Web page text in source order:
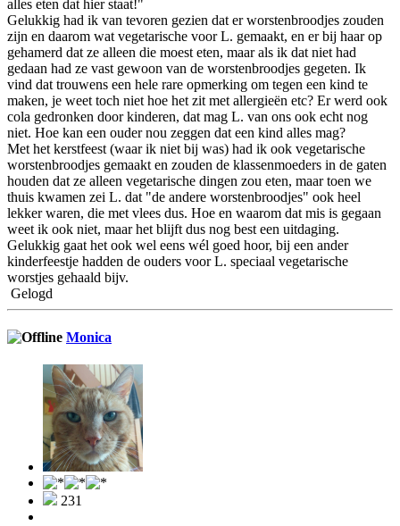
alles eten dat hier staat!"
Gelukkig had ik van tevoren gezien dat er worstenbroodjes zouden
zijn en daarom wat vegetarische voor L. gemaakt, en er bij haar op
gehamerd dat ze alleen die moest eten, maar als ik dat niet had
gedaan had ze vast gewoon van de worstenbroodjes gegeten. Ik
vind dat trouwens een hele rare opmerking om tegen een kind te
maken, je weet toch niet hoe het zit met allergieën etc? Er werd ook
cola gedronken door kinderen, dat mag L. van ons ook echt nog
niet. Hoe kan een ouder nou zeggen dat een kind alles mag?
Met het kerstfeest (waar ik niet bij was) had ik ook vegetarische
worstenbroodjes gemaakt en zouden de klassenmoeders in de gaten
houden dat ze alleen vegetarische dingen zou eten, maar toen we
thuis kwamen zei L. dat "de andere worstenbroodjes" ook heel
lekker waren, die met vlees dus. Hoe en waarom dat mis is gegaan
weet ik ook niet, maar het blijft dus nog best een uitdaging.
Gelukkig gaat het ook wel eens wél goed hoor, bij een ander
kinderfeestje hadden de ouders voor L. speciaal vegetarische
worstjes gehaald bijv.
Gelogd
Monica
231